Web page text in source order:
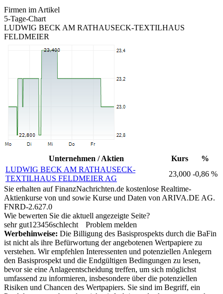
Firmen im Artikel
5-Tage-Chart
LUDWIG BECK AM RATHAUSECK-TEXTILHAUS
FELDMEIER
Unternehmen / Aktien Kurs
%
LUDWIG BECK AM RATHAUSECK-
TEXTILHAUS FELDMEIER AG
23,000 -0,86 %
Sie erhalten auf FinanzNachrichten.de kostenlose Realtime-
Aktienkurse von und sowie Kurse und Daten von ARIVA.DE AG.
FNRD-2.627.0
Wie bewerten Sie die aktuell angezeigte Seite?
sehr gut1 23456schlecht
Problem melden
Werbehinweise: Die Billigung des Basisprospekts durch die BaFin
ist nicht als ihre Befürwortung der angebotenen Wertpapiere zu
verstehen. Wir empfehlen Interessenten und potenziellen Anlegern
den Basisprospekt und die Endgültigen Bedingungen zu lesen,
bevor sie eine Anlageentscheidung treffen, um sich möglichst
umfassend zu informieren, insbesondere über die potenziellen
Risiken und Chancen des Wertpapiers. Sie sind im Begriff, ein